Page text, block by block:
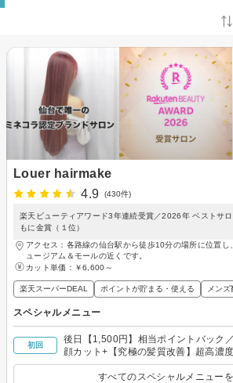
Louer hairmake
4.9
(430件)
楽天ビューティアワード3年連続受賞／2026年 ベストサ
もに金賞（１位）
アクセス：各路線の仙台駅から徒歩10分の場所に位置し
ュージアム＆モールの近くです。
カット単価： ￥6,600～
楽天スーパーDEAL ポイントが貯まる・使える メンズ
スペシャルメニュー
初回
後日【1,500円】相当ポイントバック
顔カット+【究極の髪質改善】超高濃度
ラカラー+ミネコラTR+高濃度炭酸スパ
すべてのスペシャルメニュー